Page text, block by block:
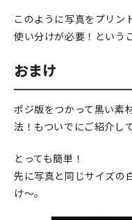
このように写真をプリン
使い分けが必要！という
おまけ
ポジ版をつかって黒い素
法！もついでにご紹介し
とっても簡単！
先に写真と同じサイズの
け～。